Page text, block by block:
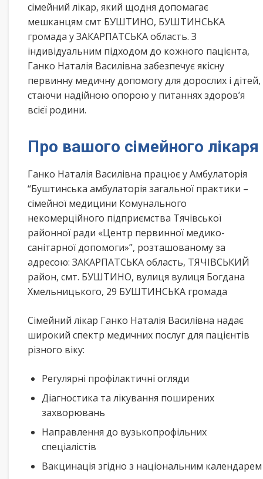
сімейний лікар, який щодня допомагає
мешканцям смт БУШТИНО, БУШТИНСЬКА
громада у ЗАКАРПАТСЬКА область. З
індивідуальним підходом до кожного пацієнта,
Ганко Наталія Василівна забезпечує якісну
первинну медичну допомогу для дорослих і дітей,
стаючи надійною опорою у питаннях здоров’я
всієї родини.
Про вашого сімейного лікаря
Ганко Наталія Василівна працює у Амбулаторія
“Буштинська амбулаторія загальної практики –
сімейної медицини Комунального
некомерційного підприємства Тячівської
районної ради «Центр первинної медико-
санітарної допомоги»”, розташованому за
адресою: ЗАКАРПАТСЬКА область, ТЯЧІВСЬКИЙ
район, смт. БУШТИНО, вулиця вулиця Богдана
Хмельницького, 29 БУШТИНСЬКА громада
Сімейний лікар Ганко Наталія Василівна надає
широкий спектр медичних послуг для пацієнтів
різного віку:
Регулярні профілактичні огляди
Діагностика та лікування поширених
захворювань
Направлення до вузькопрофільних
спеціалістів
Вакцинація згідно з національним календарем